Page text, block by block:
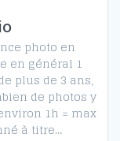
photo en
en général 1
plus de 3 ans,
de photos y
1h = max
à titre…